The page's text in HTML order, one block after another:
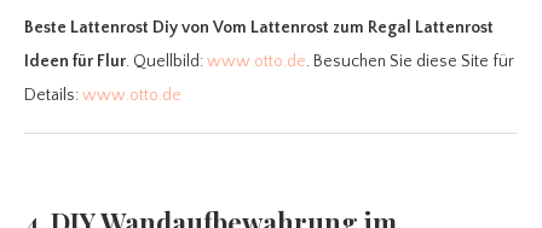
Beste Lattenrost Diyvon Vom Lattenrost zum Regal Lattenrost
Ideen für Flur. Quellbild:www.otto.de. Besuchen Sie diese Site für
Details:www.otto.de